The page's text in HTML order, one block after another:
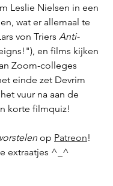
Leslie Nielsen in een
wat er allemaal te
von Triers Anti-
en films kijken
Zoom-colleges
einde zet Devrim
vuur na aan de
korte filmquiz!
op Patreon!
extraatjes ^_^